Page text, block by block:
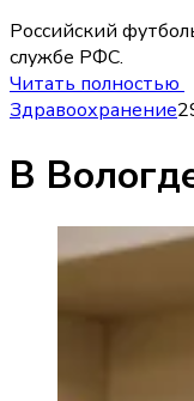
Российский
службе РФС.
Читать полностью
Здравоохранение
В